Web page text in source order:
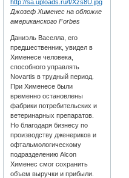
Джозеф Хименес на обложке
американского Forbes
Даниэль Васелла, его
предшественник, увидел в
Хименесе человека,
способного управлять
Novartis в трудный период.
При Хименесе были
временно остановлены
фабрики потребительских и
ветеринарных препаратов.
Но благодаря бизнесу по
производству дженериков и
офтальмологическому
подразделению Alcon
Хименес смог сохранить
объем выручки и прибыли.